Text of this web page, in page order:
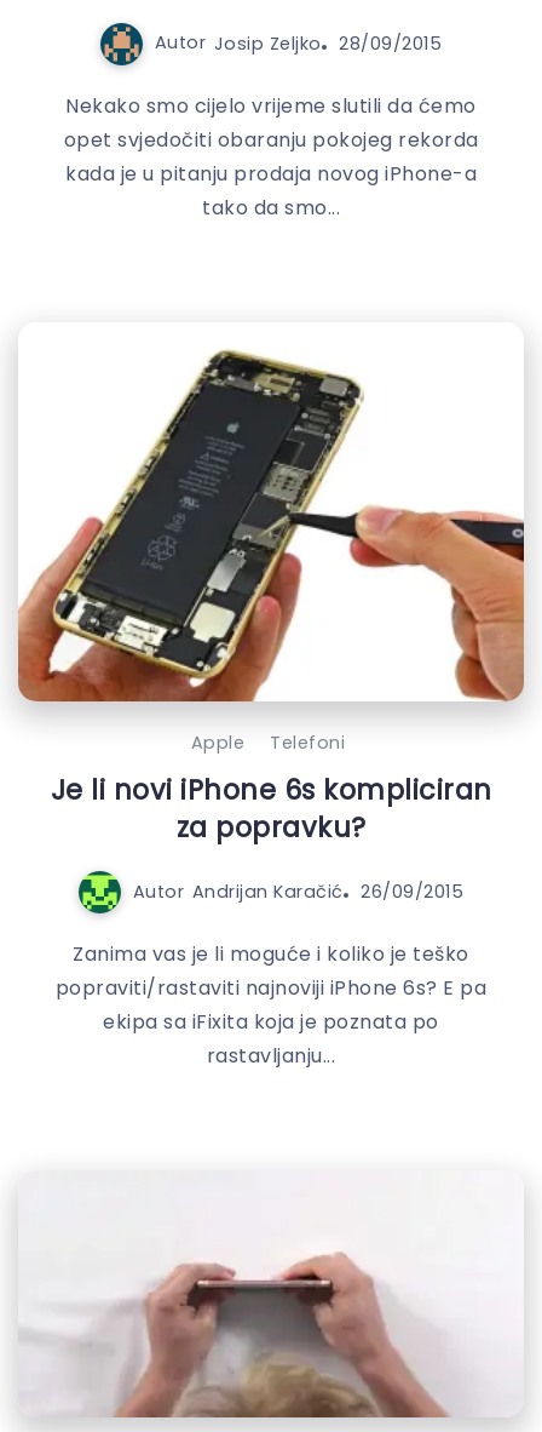
Autor Josip Zeljko 28/09/2015
Nekako smo cijelo vrijeme slutili da ćemo
opet svjedočiti obaranju pokojeg rekorda
kada je u pitanju prodaja novog iPhone-a
tako da smo...
Apple Telefoni
Je li novi iPhone 6s kompliciran
za popravku?
Autor Andrijan Karačić 26/09/2015
Zanima vas je li moguće i koliko je teško
popraviti/rastaviti najnoviji iPhone 6s? E pa
ekipa sa iFixita koja je poznata po
rastavljanju...